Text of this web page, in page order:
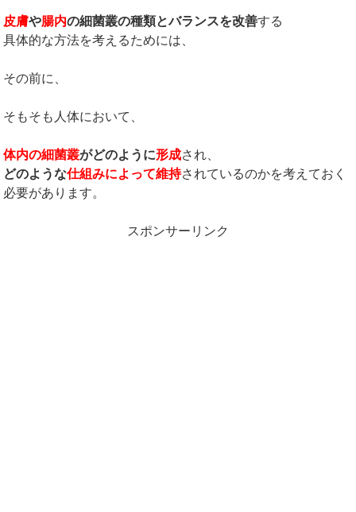
皮膚や腸内の細菌叢の種類とバランスを改善する
具体的な方法を考えるためには、
その前に、
そもそも人体において、
体内の細菌叢がどのように形成され、
どのような仕組みによって維持されているのかを考えておく
必要があります。
スポンサーリンク